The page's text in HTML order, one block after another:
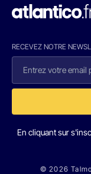
RECEVEZ NOTRE
En cliquant sur
© 2026